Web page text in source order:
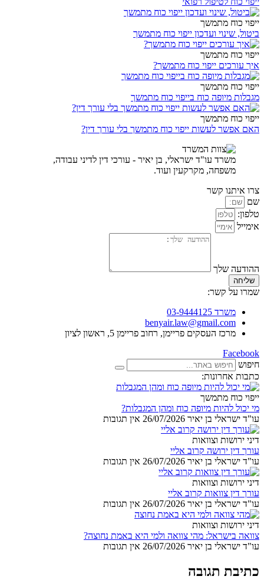
ייפוי כוח מתמשך
ביטול, שינוי ועדכון ייפוי כוח מתמשך
ייפוי כוח מתמשך
איך עורכים ייפוי כוח מתמשך?
ייפוי כוח מתמשך
מגבלות מיופה כוח בייפוי כוח מתמשך
ייפוי כוח מתמשך
האם אפשר לעשות ייפוי כוח מתמשך בלי עורך דין?
משרד עו"ד ישראלי, בן יאיר - עורכי דין לדיני עבודה,
משפחה, מקרקעין ועוד.
צרו איתנו קשר
שם
טלפון:
אימייל
ההודעה שלך
שליחה
שמרו על קשר:
משרד 03-9444125
benyair.law@gmail.com
מרכז העסקים פריימן, רחוב פריימן 5, ראשון לציון
Facebook
חיפוש
כתבות אחרונות:
ייפוי כוח מתמשך
מי יכול להיות מיופה כוח ומהן המגבלות?
עו"ד ישראלי בן יאיר 26/07/2026 אין תגובות
דיני ירושות וצוואות
עורך דין ירושה קרוב אליי
עו"ד ישראלי בן יאיר 26/07/2026 אין תגובות
דיני ירושות וצוואות
עורך דין צוואות קרוב אליי
עו"ד ישראלי בן יאיר 26/07/2026 אין תגובות
דיני ירושות וצוואות
צוואה בישראל: מהי צוואה ולמי היא באמת נחוצה?
עו"ד ישראלי בן יאיר 26/07/2026 אין תגובות
כתיבת תגובה